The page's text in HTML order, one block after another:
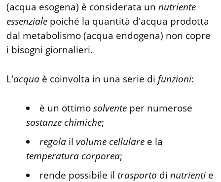
(acqua esogena) è considerata unnutriente
essenziale poiché la quantità d'acqua prodotta
dal metabolismo (acqua endogena) non copre
i bisogni giornalieri.
L'acqua è coinvolta in una serie di funzioni:
è un ottimosolvente per numerose
sostanze chimiche;
regola il volume cellulare e la
temperatura corporea;
rende possibile il trasporto dinutrienti e